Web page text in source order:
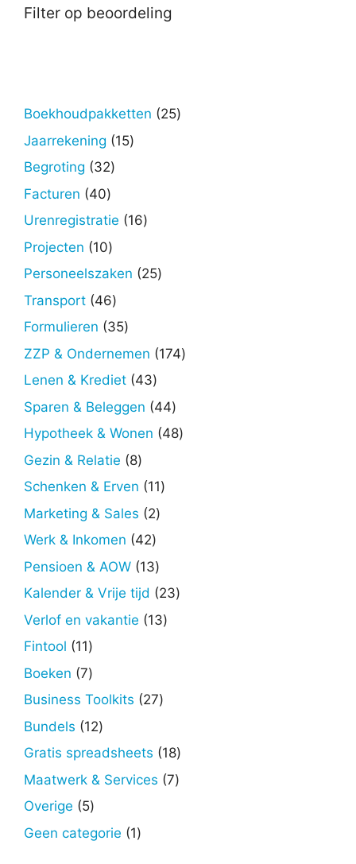
Filter op beoordeling
Boekhoudpakketten 2525
Jaarrekening 1515
Begroting 3232
Facturen 4040
producten
Urenregistratie 1616
Projecten 1010
producten
Personeelszaken 2525
Transport 4646
producten
Formulieren 3535
producten
ZZP & Ondernemen 174174
Lenen & Krediet 4343
producten
Sparen & Beleggen 4444
producten
Hypotheek & Wonen 4848
Gezin & Relatie 88
producten
Schenken & Erven 1111
Marketing & Sales 22
Werk & Inkomen 4242
producten
Pensioen & AOW 1313
producten
Kalender & Vrije tijd 2323
Verlof en vakantie 1313
Fintool 1111
producten
Boeken 77
producten
Business Toolkits 2727
Bundels 1212
producten
Gratis spreadsheets 1818
producten
Maatwerk & Services 77
Overige 55
producten
Geen categorie 11